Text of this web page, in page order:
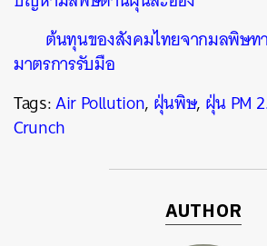
ต้นทุนของสังคมไทยจากมลพิษท
มาตรการรับมือ
Tags:Air Pollution, ฝุ่นพิษ, ฝุ่น PM
Crunch
AUTHOR